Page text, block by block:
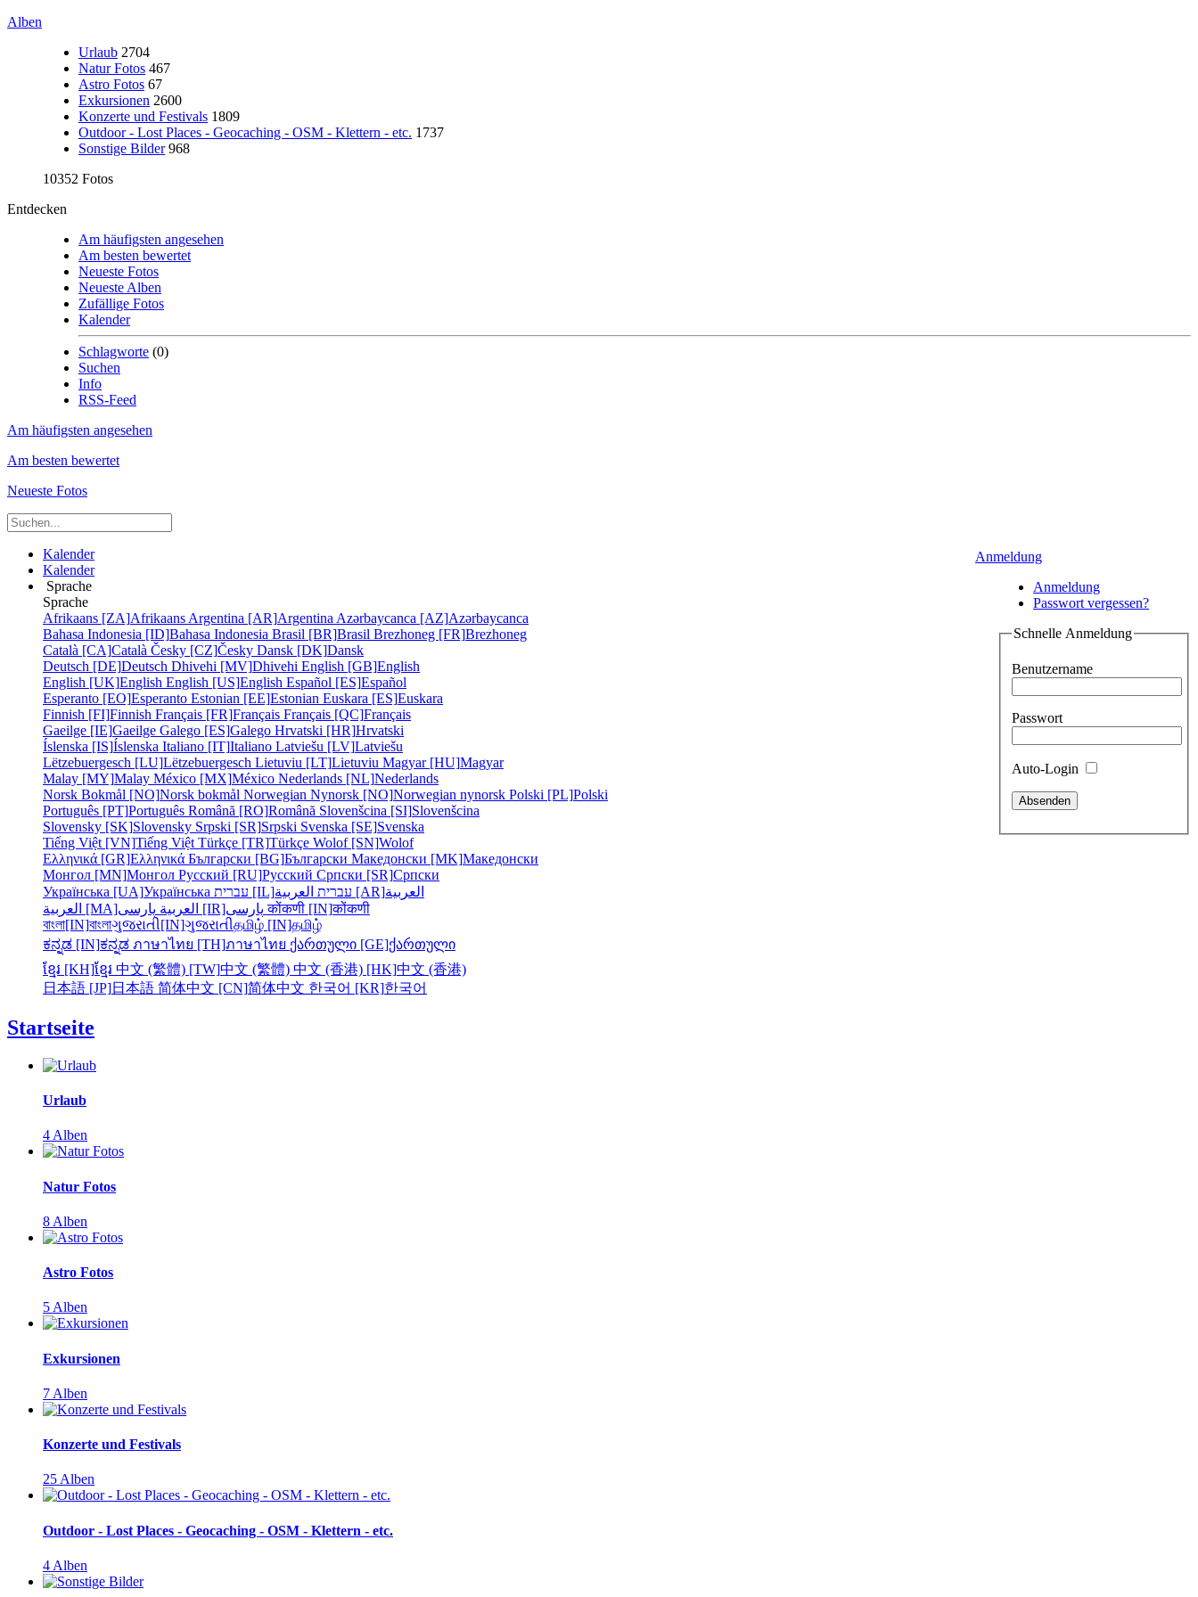
Alben
Urlaub 2704
Natur Fotos 467
Astro Fotos 67
Exkursionen 2600
Konzerte und Festivals 1809
Outdoor - Lost Places - Geocaching - OSM - Klettern - etc. 1737
Sonstige Bilder 968
10352 Fotos
Entdecken
Am häufigsten angesehen
Am besten bewertet
Neueste Fotos
Neueste Alben
Zufällige Fotos
Kalender
Schlagworte (0)
Suchen
Info
RSS-Feed
Am häufigsten angesehen
Am besten bewertet
Neueste Fotos
Anmeldung
Anmeldung
Passwort vergessen?
Schnelle Anmeldung
Benutzername
Passwort
Auto-Login
Kalender
Kalender
Sprache
Sprache
Afrikaans [ZA]Afrikaans Argentina [AR]Argentina Azərbaycanca [AZ]Azərbaycanca
Bahasa Indonesia [ID]Bahasa Indonesia Brasil [BR]Brasil Brezhoneg [FR]Brezhoneg
Català [CA]Català Česky [CZ]Česky Dansk [DK]Dansk
Deutsch [DE]Deutsch Dhivehi [MV]Dhivehi English [GB]English
English [UK]English English [US]English Español [ES]Español
Esperanto [EO]Esperanto Estonian [EE]Estonian Euskara [ES]Euskara
Finnish [FI]Finnish Français [FR]Français Français [QC]Français
Gaeilge [IE]Gaeilge Galego [ES]Galego Hrvatski [HR]Hrvatski
Íslenska [IS]Íslenska Italiano [IT]Italiano Latviešu [LV]Latviešu
Lëtzebuergesch [LU]Lëtzebuergesch Lietuviu [LT]Lietuviu Magyar [HU]Magyar
Malay [MY]Malay México [MX]México Nederlands [NL]Nederlands
Norsk Bokmål [NO]Norsk bokmål Norwegian Nynorsk [NO]Norwegian nynorsk Polski [PL]Polski
Português [PT]Português Română [RO]Română Slovenšcina [SI]Slovenšcina
Slovensky [SK]Slovensky Srpski [SR]Srpski Svenska [SE]Svenska
Tiếng Việt [VN]Tiếng Việt Türkçe [TR]Türkçe Wolof [SN]Wolof
Ελληνικά [GR]Ελληνικά Български [BG]Български Македонски [MK]Македонски
Монгол [MN]Монгол Русский [RU]Русский Српски [SR]Српски
Українська [UA]Українська עברית [IL] עברית العربية [AR]العربية
العربية [MA]
العربية پارسی [IR] پارسیकोंकणी [IN]कोंकणी
বাংলা[IN]বাংলাગુજરાતી[IN]ગુજરાતીதமிழ் [IN]தமிழ்
ಕನ್ನಡ [IN]ಕನ್ನಡ ภาษาไทย [TH]ภาษาไทย ქართული [GE]ქართული
ខ្មែរ [KH]ខ្មែរ 中文 (繁體) [TW]中文 (繁體) 中文 (香港) [HK]中文 (香港)
日本語 [JP]日本語 简体中文 [CN]简体中文 한국어 [KR]한국어
Startseite
Urlaub
4 Alben
Natur Fotos
8 Alben
Astro Fotos
5 Alben
Exkursionen
7 Alben
Konzerte und Festivals
25 Alben
Outdoor - Lost Places - Geocaching - OSM - Klettern - etc.
4 Alben